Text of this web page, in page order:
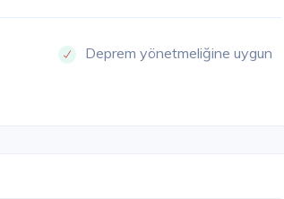
Deprem yönetmeliğine uygun
Detay